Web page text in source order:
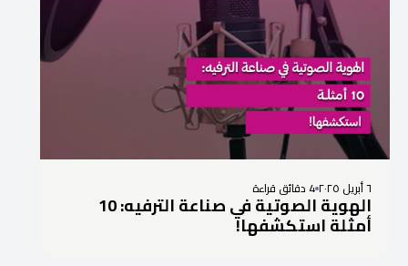
٦ أبريل ٢٠٢٥ 4 دقائق قراءة
الهوية الصوتية في صناعة الترفيه: 10
أمثلة استكشفها!